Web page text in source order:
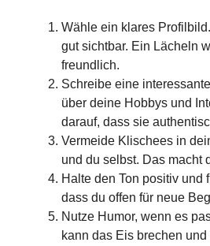
Wähle ein klares
gut sichtbar. Ein Lächeln
freundlich.
Schreibe eine
über deine Hobbys und
darauf, dass sie
Vermeide Klischees in
und du selbst. Das macht
Halte den Ton positiv und
dass du offen für neue
Nutze Humor, wenn es
kann das Eis brechen